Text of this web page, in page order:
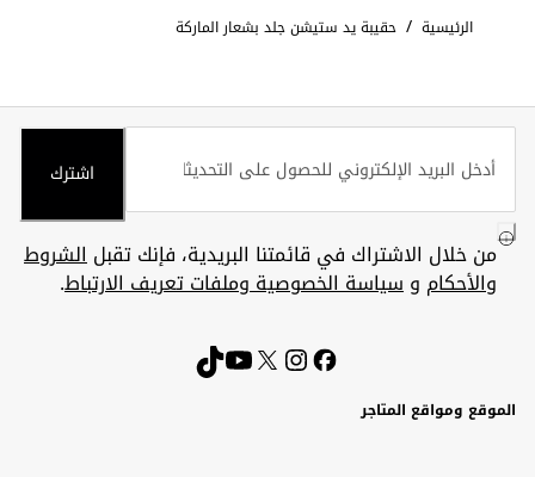
الرئيسية / حقيبة يد ستيشن جلد بشعار الماركة
اشترك
من خلال الاشتراك في قائمتنا البريدية، فإنك تقبلالشروط
والأحكام وسياسة الخصوصية وملفات تعريف الارتباط.
الموقع ومواقع المتاجر